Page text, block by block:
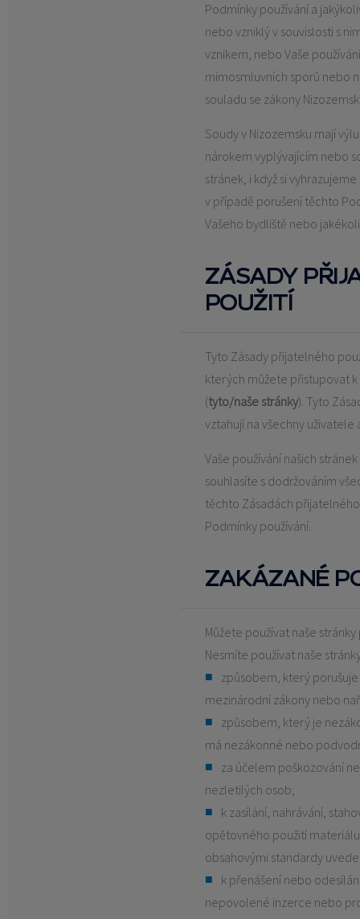
Podmínky používání a
nebo vzniklý v souvislosti s
vznikem, nebo Vaše
mimosmluvních sporů nebo
souladu se zákony
Soudy v Nizozemsku mají
nárokem vyplývajícím nebo
stránek, i když si
v případě porušení těchto
Vašeho bydliště nebo
ZÁSADY
POUŽITÍ
Tyto Zásady přijatelného
kterých můžete přistupovat
(tyto/naše stránky). Tyto
vztahují na všechny uživatele
Vaše používání našich
souhlasíte s dodržováním
těchto Zásadách
Podmínky používání.
ZAKÁZANÉ
Můžete používat naše
Nesmíte používat naše
způsobem, který
mezinárodní zákony nebo
způsobem, který je
má nezákonné nebo
za účelem poškozování
nezletilých osob,
k zasílání, nahrávání,
opětovného použití
obsahovými standardy
k přenášení nebo
nepovolené inzerce nebo